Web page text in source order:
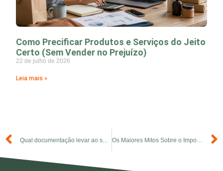
Como Precificar Produtos e Serviços do Jeito
Certo (Sem Vender no Prejuízo)
22 de julho de 2026
Leia mais »
Os Maiores Mitos Sobre o Imposto de Renda